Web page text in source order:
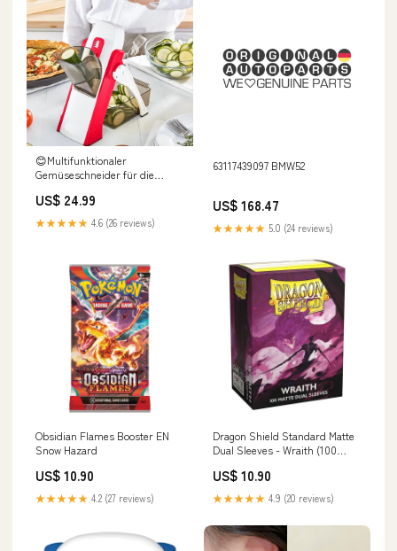
😊Multifunktionaler
Gemüseschneider für die
US$ 24.99
★★★★★ 4.6 (26 reviews)
63117439097 BMW52
US$ 168.47
★★★★★ 5.0 (24 reviews)
Obsidian Flames Booster EN
Snow Hazard
US$ 10.90
★★★★★ 4.2 (27 reviews)
Dragon Shield Standard Matte
Dual Sleeves - Wraith (100
US$ 10.90
★★★★★ 4.9 (20 reviews)